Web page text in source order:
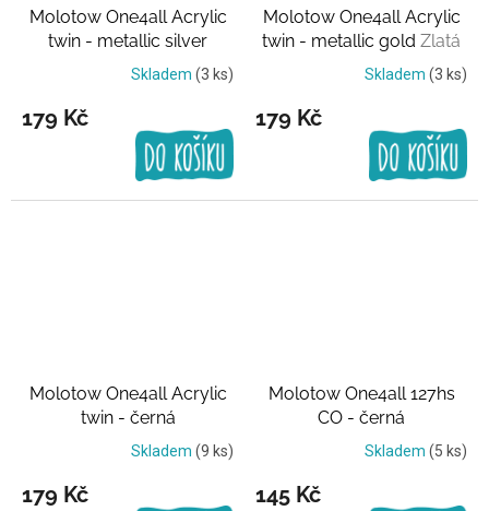
Molotow One4all Acrylic
twin - metallic silver
StříbrnáSkladem (3 ks)
179 Kč
Molotow One4all Acrylic
twin - metallic gold Zlatá
Skladem (3 ks)
179 Kč
Molotow One4all Acrylic
twin - černá
Skladem (9 ks)
179 Kč
Molotow One4all 127hs
CO - černá
Skladem (5 ks)
145 Kč